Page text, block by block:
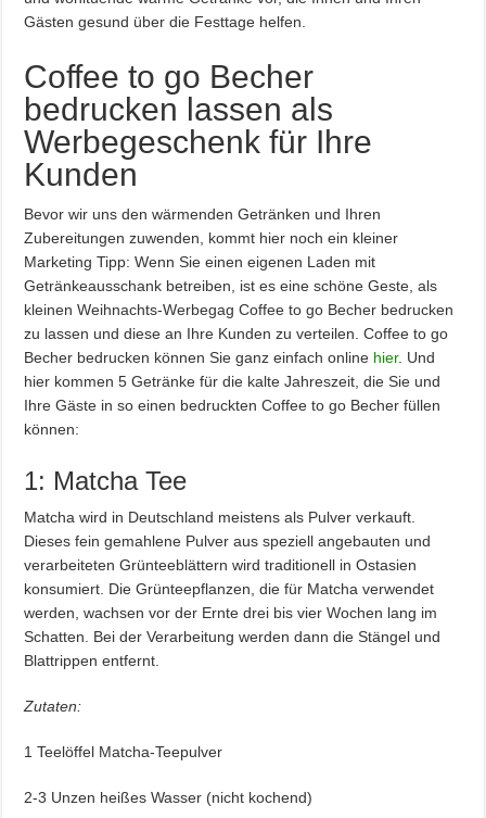
Gästen gesund über die Festtage helfen.
Coffee to go Becher
bedrucken lassen als
Werbegeschenk für Ihre
Kunden
Bevor wir uns den wärmenden Getränken und Ihren
Zubereitungen zuwenden, kommt hier noch ein kleiner
Marketing Tipp: Wenn Sie einen eigenen Laden mit
Getränkeausschank betreiben, ist es eine schöne Geste, als
kleinen Weihnachts-Werbegag Coffee to go Becher bedrucken
zu lassen und diese an Ihre Kunden zu verteilen. Coffee to go
Becher bedrucken können Sie ganz einfach online hier. Und
hier kommen 5 Getränke für die kalte Jahreszeit, die Sie und
Ihre Gäste in so einen bedruckten Coffee to go Becher füllen
können:
1: Matcha Tee
Matcha wird in Deutschland meistens als Pulver verkauft.
Dieses fein gemahlene Pulver aus speziell angebauten und
verarbeiteten Grünteeblättern wird traditionell in Ostasien
konsumiert. Die Grünteepflanzen, die für Matcha verwendet
werden, wachsen vor der Ernte drei bis vier Wochen lang im
Schatten. Bei der Verarbeitung werden dann die Stängel und
Blattrippen entfernt.
Zutaten:
1 Teelöffel Matcha-Teepulver
2-3 Unzen heißes Wasser (nicht kochend)